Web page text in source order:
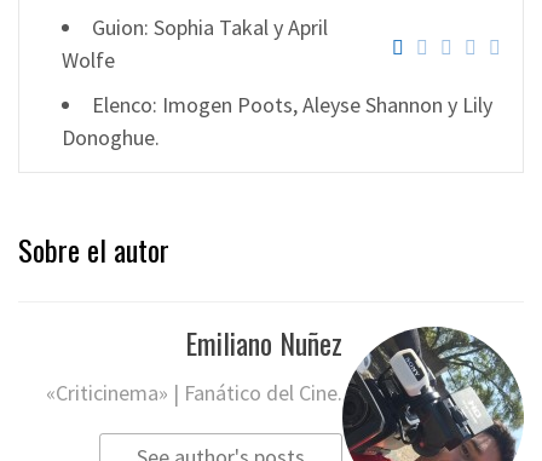
Guion: Sophia Takal y April
Wolfe
Elenco: Imogen Poots, Aleyse Shannon y Lily
Donoghue.
Sobre el autor
Emiliano Nuñez
«Criticinema» | Fanático del Cine.